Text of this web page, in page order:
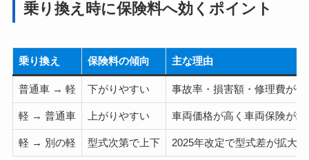
乗り換え時に保険料へ効くポイント
乗り換え 保険料の傾向 主な理由
普通車 → 軽 下がりやすい 事故率・損害額・修理費が低
軽 → 普通車 上がりやすい 車両価格が高く車両保険が増
軽 → 別の軽 型式次第で上下 2025年改定で型式差が拡大